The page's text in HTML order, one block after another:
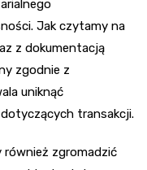
Jak czytamy na
z dokumentacją
zgodnie z
uniknąć
transakcji.
również zgromadzić